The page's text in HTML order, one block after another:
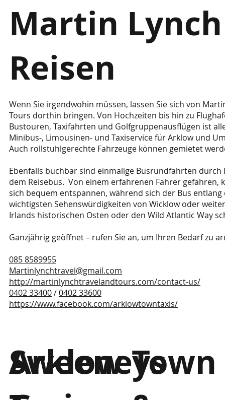
Sweeneys
Martin Lynch
Reisen
Wenn Sie irgendwohin müssen, lassen Sie sich von
Tours dorthin bringen. Von Hochzeiten bis hin zu
Bustouren, Taxifahrten und Golfgruppenausflügen ist
Minibus-, Limousinen- und Taxiservice für Arklow und
Auch rollstuhlgerechte Fahrzeuge können gemietet
Ebenfalls buchbar sind einmalige Busrundfahrten durch
dem Reisebus. Von einem erfahrenen Fahrer gefahren,
sich bequem entspannen, während sich der Bus entlang
wichtigsten Sehenswürdigkeiten von Wicklow oder
Irlands historischen Osten oder den Wild Atlantic Way
Ganzjährig geöffnet – rufen Sie an, um Ihren Bedarf zu
085 8589955
Martinlynchtravel@gmail.com
http://martinlynchtravelandtours.com/contact-us/
0402 33400/0402 33600
https://www.facebook.com/arklowtowntaxis/
Arklow Town